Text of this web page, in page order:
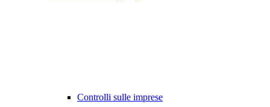
Controlli sulle imprese